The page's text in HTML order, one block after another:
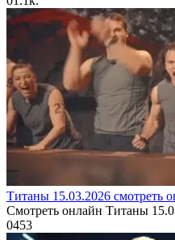
Титаны 15.03.2026 смотреть
Смотреть онлайн Титаны
0453